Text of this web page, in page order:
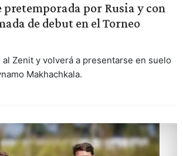
pretemporada por Rusia y con
de debut en el Torneo
Zenit y volverá a presentarse en suelo
Makhachkala.